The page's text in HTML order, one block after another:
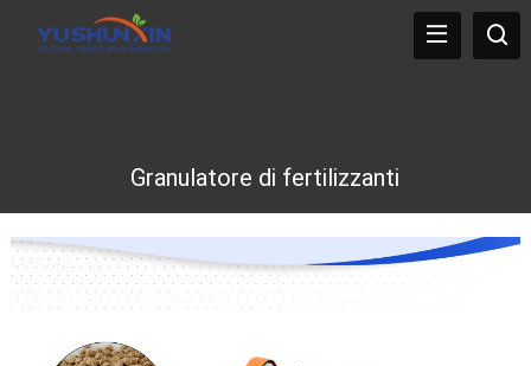
Granulatore di fertilizzanti